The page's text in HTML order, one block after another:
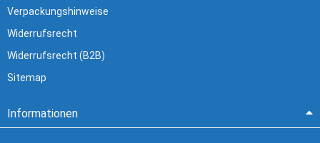
Verpackungshinweise
Widerrufsrecht
Widerrufsrecht (B2B)
Sitemap
Informationen